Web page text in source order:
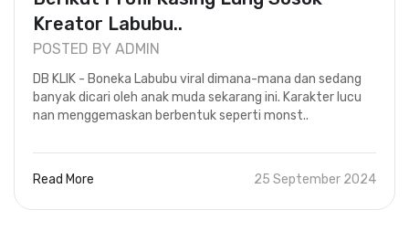
Kreator Labubu..
POSTED BY ADMIN
DB KLIK - Boneka Labubu viral dimana-mana dan sedang
banyak dicari oleh anak muda sekarang ini. Karakter lucu
nan menggemaskan berbentuk seperti monst..
Read More 25 September 2024